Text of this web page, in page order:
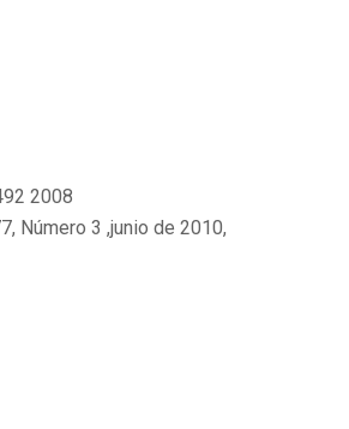
2008
Número 3 ,junio de 2010,